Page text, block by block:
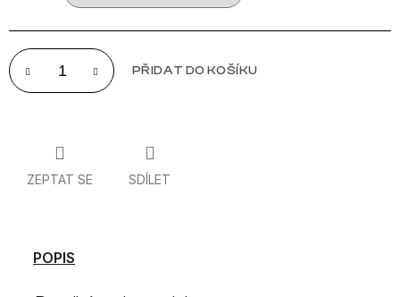
PŘIDAT DO KOŠÍKU
ZEPTAT SE SDÍLET
POPIS